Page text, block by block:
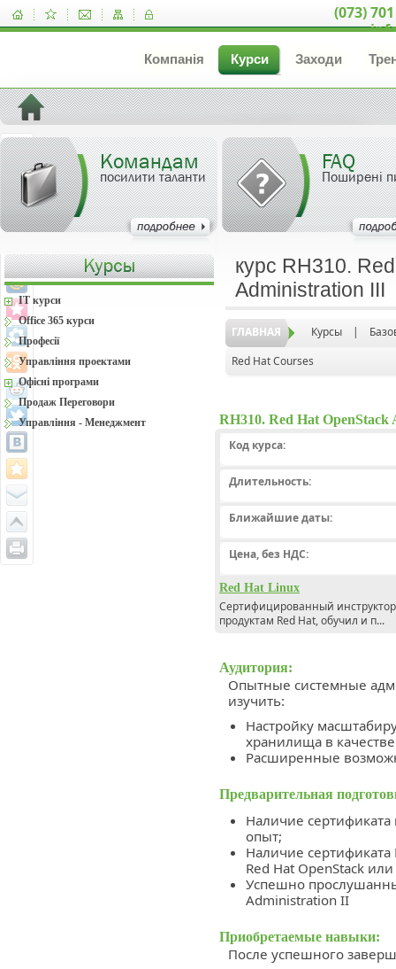
(073)
Компанія Курси Заходи
Командам
посилити таланти
FAQ
Поширені
курс RH310.
Administration III
ГЛАВНАЯ Курсы |
Red Hat Courses
RH310. Red Hat
Код курса:
Длительность:
Ближайшие даты:
Цена, без НДС:
Red Hat Linux
Сертифицированный инструктор
продуктам Red Hat, обучил и п...
Аудитория:
Опытные системные
изучить:
Настройку
хранилища в
Расширенные
Предварительная
Наличие
опыт;
Наличие
Red Hat OpenStack
Успешно
Administration II
Приобретаемые навыки:
После успешного
IT курси
Office 365 курси
Професії
Управління проектами
Офісні програми
Продаж Переговори
Управління - Менеджмент